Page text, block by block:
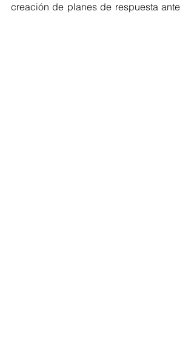
creación de planes de respuesta ante